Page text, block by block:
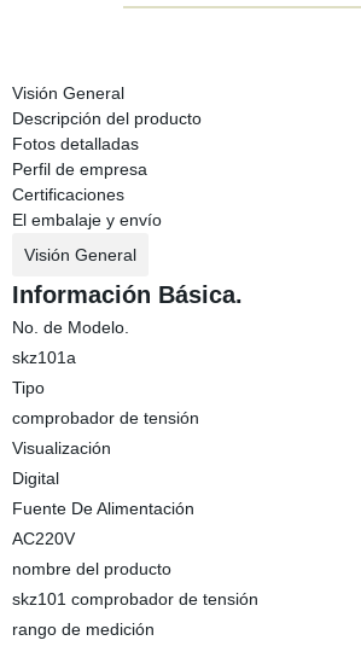
Visión General
Descripción del producto
Fotos detalladas
Perfil de empresa
Certificaciones
El embalaje y envío
Visión General
Información Básica.
No. de Modelo.
skz101a
Tipo
comprobador de tensión
Visualización
Digital
Fuente De Alimentación
AC220V
nombre del producto
skz101 comprobador de tensión
rango de medición